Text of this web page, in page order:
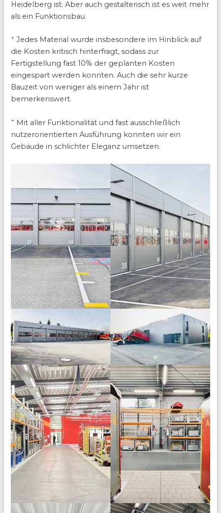
Heidelberg ist. Aber auch gestalterisch ist es weit mehr
als ein Funktionsbau.
+ Jedes Material wurde insbesondere im Hinblick auf
die Kosten kritisch hinterfragt, sodass zur
Fertigstellung fast 10% der geplanten Kosten
eingespart werden konnten. Auch die sehr kurze
Bauzeit von weniger als einem Jahr ist
bemerkenswert.
+ Mit aller Funktionalität und fast ausschließlich
nutzerorientierten Ausführung konnten wir ein
Gebäude in schlichter Eleganz umsetzen.